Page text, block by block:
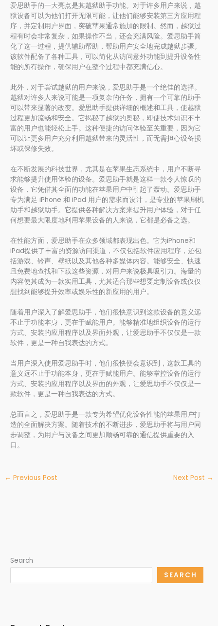
爱思助手的一大亮点是其越狱助手功能。对于许多用户来说，越
狱设备可以为他们打开无限可能，让他们能够安装第三方应用程
序，并定制用户界面，突破苹果通常施加的限制。然而，越狱过
程有时会非常复杂，如果操作不当，还会充满风险。爱思助手简
化了这一过程，提供辅助帮助，帮助用户安全地完成越狱步骤。
该软件配备了各种工具，可以简化从访问意外功能到提升设备性
能的所有操作，确保用户在整个过程中都充满信心。
此外，对于尝试越狱的用户来说，爱思助手是一个绝佳的选择。
越狱对许多人来说可能是一项复杂的任务，拥有一个可靠的助手
可以带来显著的改变。爱思助手提供详细的概述和工具，使越狱
过程更加流畅和安全。它揭秘了越狱的奥秘，即使技术知识不丰
富的用户也能轻松上手。这种便捷的访问体验至关重要，因为它
可以让更多用户充分利用越狱带来的灵活性，而无需担心设备损
坏或保修失效。
在不断发展的科技世界，尤其是在苹果生态系统中，用户不断寻
求能够提升使用体验的设备。爱思助手就是这样一款令人惊叹的
设备，它凭借其全面的功能在苹果用户中引起了轰动。爱思助手
专为满足 iPhone 和 iPad 用户的需求而设计，是专业的苹果刷机
助手和越狱助手。它提供各种解决方案来提升用户体验，对于任
何想要最大限度地利用苹果设备的人来说，它都是必备之选。
在性能方面，爱思助手在众多领域都表现出色。它为iPhone和
iPad提供了丰富的资源访问渠道，不仅包括软件应用程序，还包
括游戏、铃声、壁纸以及其他各种多媒体内容。能够安全、快速
且免费地查找和下载这些资源，对用户来说极具吸引力。海量的
内容使其成为一款实用工具，尤其适合那些想要定制设备或仅仅
想找到能够提升效率或娱乐性的新应用的用户。
随着用户深入了解爱思助手，他们很快意识到这款设备的意义远
不止于功能本身，更在于赋能用户。能够精准地组织设备的运行
方式、安装的应用程序以及界面外观，让爱思助手不仅仅是一款
软件，更是一种自我表达的方式。
当用户深入使用爱思助手时，他们很快便会意识到，这款工具的
意义远不止于功能本身，更在于赋能用户。能够掌控设备的运行
方式、安装的应用程序以及界面的外观，让爱思助手不仅仅是一
款软件，更是一种自我表达的方式。
总而言之，爱思助手是一款专为希望优化设备性能的苹果用户打
造的全面解决方案。随着技术的不断进步，爱思助手将与用户同
步调整，为用户与设备之间更加顺畅可靠的通信提供重要的入
口。
← Previous Post Next Post →
Search
SEARCH